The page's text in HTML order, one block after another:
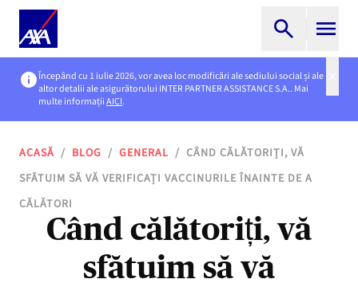
Începând cu 1 iulie 2026, vor avea loc modificări ale sediului social și ale
altor detalii ale asigurătorului INTER PARTNER ASSISTANCE S.A.. Mai
multe informațiiAICI.
ACASĂ / BLOG / GENERAL / CÂND CĂLĂTORIȚI, VĂ
SFĂTUIM SĂ VĂ VERIFICAȚI VACCINURILE ÎNAINTE DE A
CĂLĂTORI
Când călătoriți, vă
sfătuim să vă